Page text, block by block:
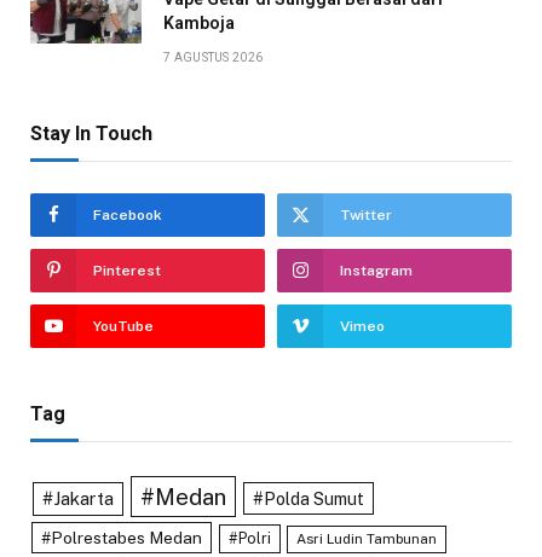
Kamboja
7 AGUSTUS 2026
Stay In Touch
Facebook Twitter
Pinterest Instagram
YouTube Vimeo
Tag
#Jakarta #Medan #Polda Sumut
#Polrestabes Medan #Polri Asri Ludin Tambunan